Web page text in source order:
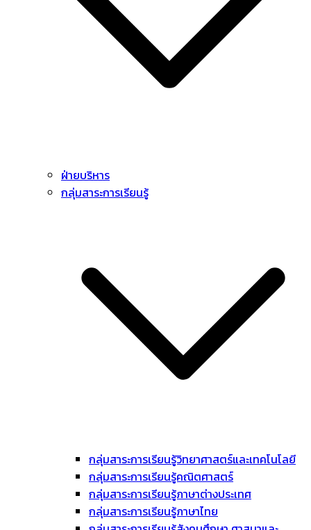
ฝ่ายบริหาร
กลุ่มสาระการเรียนรู้
กลุ่มสาระการเรียนรู้วิทยาศาสตร์และเทคโนโลยี
กลุ่มสาระการเรียนรู้คณิตศาสตร์
กลุ่มสาระการเรียนรู้ภาษาต่างประเทศ
กลุ่มสาระการเรียนรู้ภาษาไทย